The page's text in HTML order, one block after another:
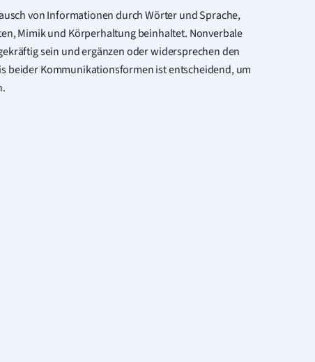
von Informationen durch Wörter und Sprache,
Mimik und Körperhaltung beinhaltet. Nonverbale
sein und ergänzen oder widersprechen den
beider Kommunikationsformen ist entscheidend, um